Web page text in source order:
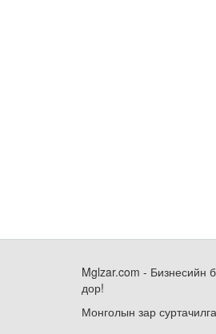
Mglzar.com - Бизнесийн
дор!
Монголын зар